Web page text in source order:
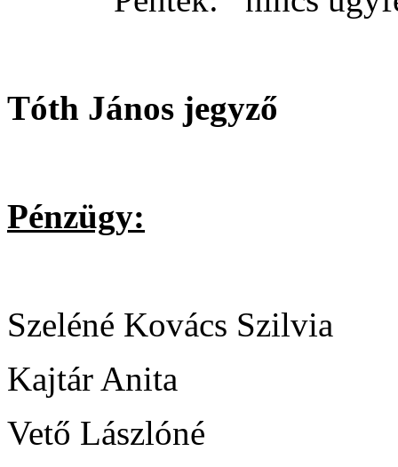
Tóth János jegyző
Pénzügy:
Szeléné Kovács Szilvia
Kajtár Anita -
Vető Lászlóné -